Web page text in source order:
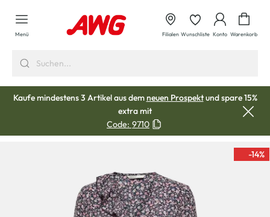
springen
Menü Filialen Wunschliste Konto Warenkorb
Kaufe mindestens 3 Artikel aus demneuen Prospektund spare 15%
extra mit
Code: 9710
-14%